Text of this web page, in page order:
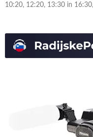
10:20, 12:20, 13:30 in